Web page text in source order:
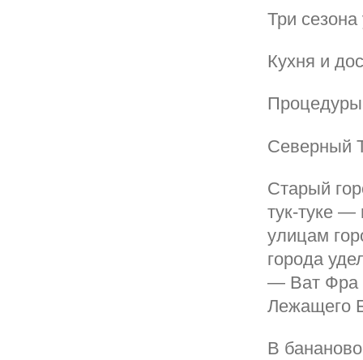
Три
Кухня и
Северный
Старый
тук-туке —
улицам
города
— Ват Фра
Лежащего
В